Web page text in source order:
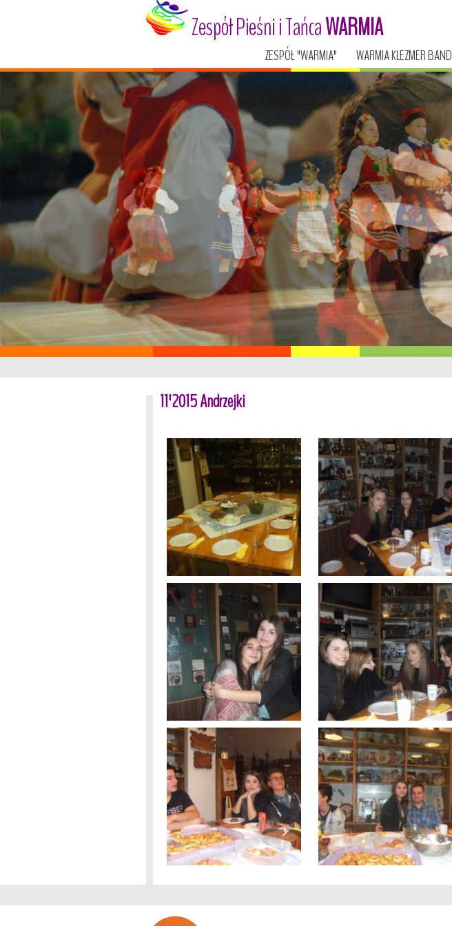
Zespół Pieśni i TańcaWARMIA
ZESPÓŁ "WARMIA" WARMIA KLEZMER BAND
11'2015 Andrzejki